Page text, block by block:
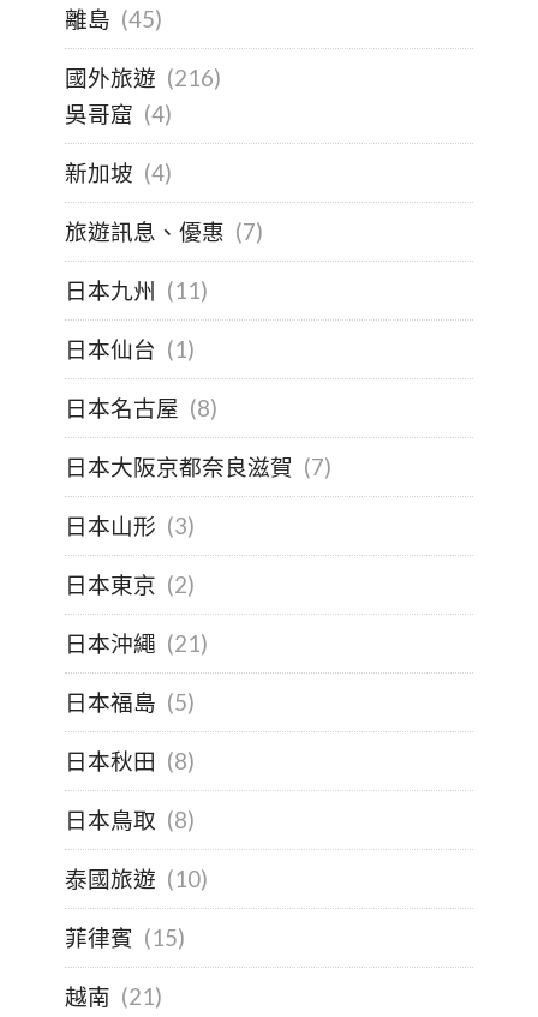
離島 (45)
國外旅遊 (216)
吳哥窟 (4)
新加坡 (4)
旅遊訊息、優惠 (7)
日本九州 (11)
日本仙台 (1)
日本名古屋 (8)
日本大阪京都奈良滋賀 (7)
日本山形 (3)
日本東京 (2)
日本沖繩 (21)
日本福島 (5)
日本秋田 (8)
日本鳥取 (8)
泰國旅遊 (10)
菲律賓 (15)
越南 (21)